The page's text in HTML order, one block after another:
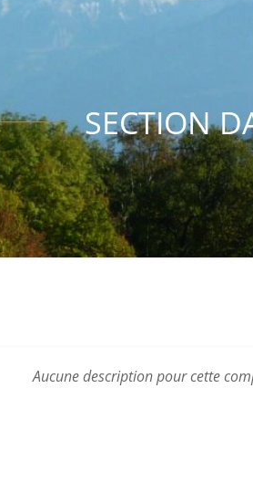
SECTION
Aucune description pour cette